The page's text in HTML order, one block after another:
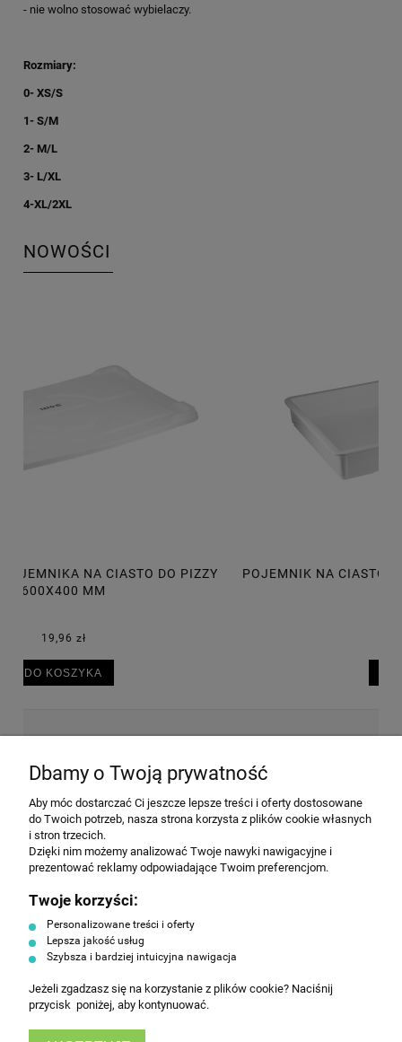
- nie wolno stosować wybielaczy.
Rozmiary:
0- XS/S
1- S/M
2- M/L
3- L/XL
4-XL/2XL
NOWOŚCI
POJEMNIK NA CIASTO DO PIZZY 600X400X75 MM, 14L
Wyrażam zgodę na przesyłanie informacji
handlowej na poniższy adres email. Więcej w
ZAPISZ SIĘ
Dbamy o Twoją prywatność
Aby móc dostarczać Ci jeszcze lepsze treści i oferty dostosowane
do Twoich potrzeb, nasza strona korzysta z plików cookie własnych
i stron trzecich.
Dzięki nim możemy analizować Twoje nawyki nawigacyjne i
prezentować reklamy odpowiadające Twoim preferencjom.
Twoje korzyści:
Personalizowane treści i oferty
Lepsza jakość usług
Szybsza i bardziej intuicyjna nawigacja
Jeżeli zgadzasz się na korzystanie z plików cookie? Naciśnij
przycisk poniżej, aby kontynuować.